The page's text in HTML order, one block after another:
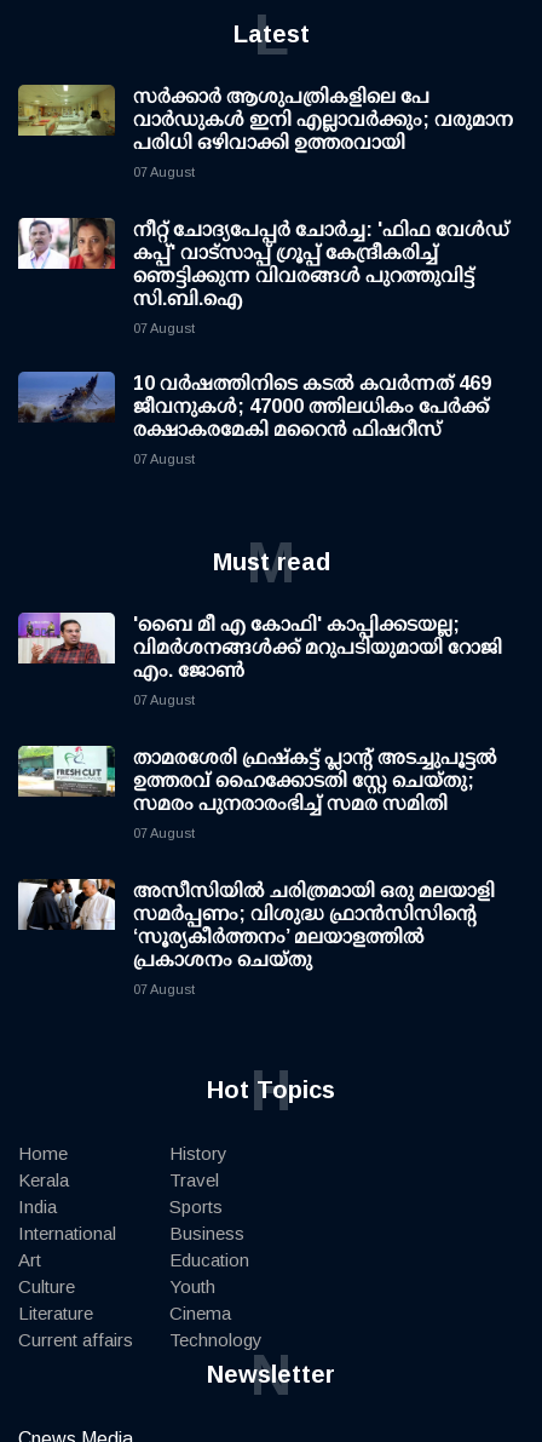
Latest
L
സര്‍ക്കാര്‍ ആശുപത്രികളിലെ പേ
വാര്‍ഡുകള്‍ ഇനി എല്ലാവര്‍ക്കും; വരുമാന
പരിധി ഒഴിവാക്കി ഉത്തരവായി
07 August
നീറ്റ് ചോദ്യപേപ്പര്‍ ചോര്‍ച്ച: 'ഫിഫ വേള്‍ഡ്
കപ്പ്' വാട്സാപ്പ് ഗ്രൂപ്പ് കേന്ദ്രീകരിച്ച്
ഞെട്ടിക്കുന്ന വിവരങ്ങള്‍ പുറത്തുവിട്ട്
സി.ബി.ഐ
07 August
10 വര്‍ഷത്തിനിടെ കടല്‍ കവര്‍ന്നത് 469
ജീവനുകള്‍; 47000 ത്തിലധികം പേര്‍ക്ക്
രക്ഷാകരമേകി മറൈന്‍ ഫിഷറീസ്
07 August
Must read
M
'ബൈ മീ എ കോഫി' കാപ്പിക്കടയല്ല;
വിമര്‍ശനങ്ങള്‍ക്ക് മറുപടിയുമായി റോജി
എം. ജോണ്‍
07 August
താമരശേരി ഫ്രഷ്കട്ട് പ്ലാന്റ് അടച്ചുപൂട്ടൽ
ഉത്തരവ് ഹൈക്കോടതി സ്റ്റേ ചെയ്തു;
സമരം പുനരാരംഭിച്ച് സമര സമിതി
07 August
അസീസിയിൽ ചരിത്രമായി ഒരു മലയാളി
സമർപ്പണം; വിശുദ്ധ ഫ്രാൻസിസിന്റെ
‘സൂര്യകീർത്തനം’ മലയാളത്തിൽ
പ്രകാശനം ചെയ്തു
07 August
Hot Topics
H
Home
Kerala
India
International
Art
Culture
Literature
Current affairs
History
Travel
Sports
Business
Education
Youth
Cinema
Technology
Newsletter
N